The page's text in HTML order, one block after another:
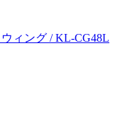
ィング / KL-CG48L